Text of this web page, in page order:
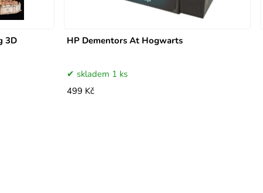
3D HP Dementors At Hogwarts
skladem 1 ks
499 Kč